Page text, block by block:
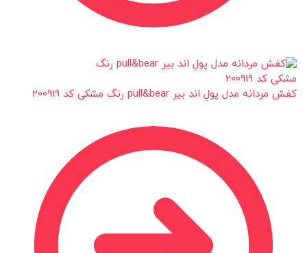
کفش مردانه مدل پولِ اند بیر pull&bear رنگ مشکی کد 200919